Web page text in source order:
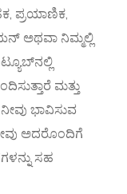
ಪ್ರಯಾಣಿಕ,
ಅಥವಾ ನಿಮ್ಮಲ್ಲಿ
ಮತ್ತು
ಭಾವಿಸುವ
ಅದರೊಂದಿಗೆ
ಸಹ